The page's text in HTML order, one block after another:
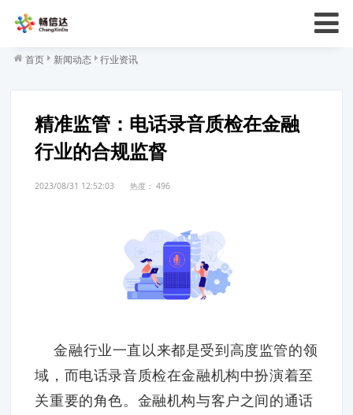
首页 新闻动态 行业资讯
精准监管：电话录音质检在金融
行业的合规监督
2023/08/31 12:52:03 热度：496
金融行业一直以来都是受到高度监管的领
域，而电话录音质检在金融机构中扮演着至
关重要的角色。金融机构与客户之间的通话